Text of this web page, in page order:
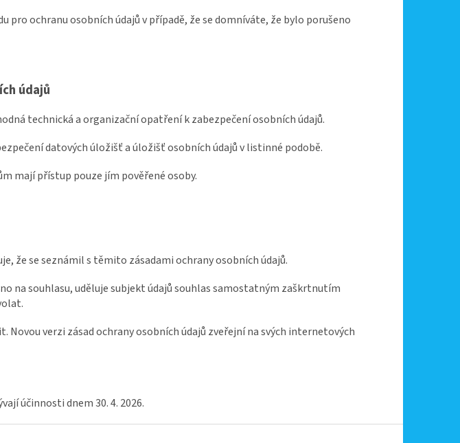
pro ochranu osobních údajů v případě, že se domníváte, že bylo porušeno
údajů
technická a organizační opatření k zabezpečení osobních údajů.
datových úložišť a úložišť osobních údajů v listinné podobě.
mají přístup pouze jím pověřené osoby.
že se seznámil s těmito zásadami ochrany osobních údajů.
na souhlasu, uděluje subjekt údajů souhlas samostatným zaškrtnutím
Novou verzi zásad ochrany osobních údajů zveřejní na svých internetových
účinnosti dnem 30. 4. 2026.